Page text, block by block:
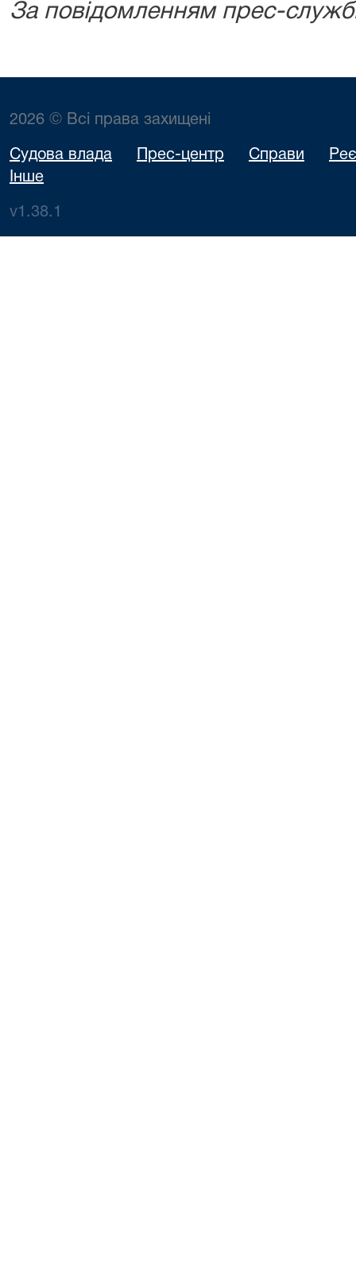
За повідомленням прес-
2026 © Всі права захищені
Судова влада Прес-центр Справи
Інше
v1.38.1